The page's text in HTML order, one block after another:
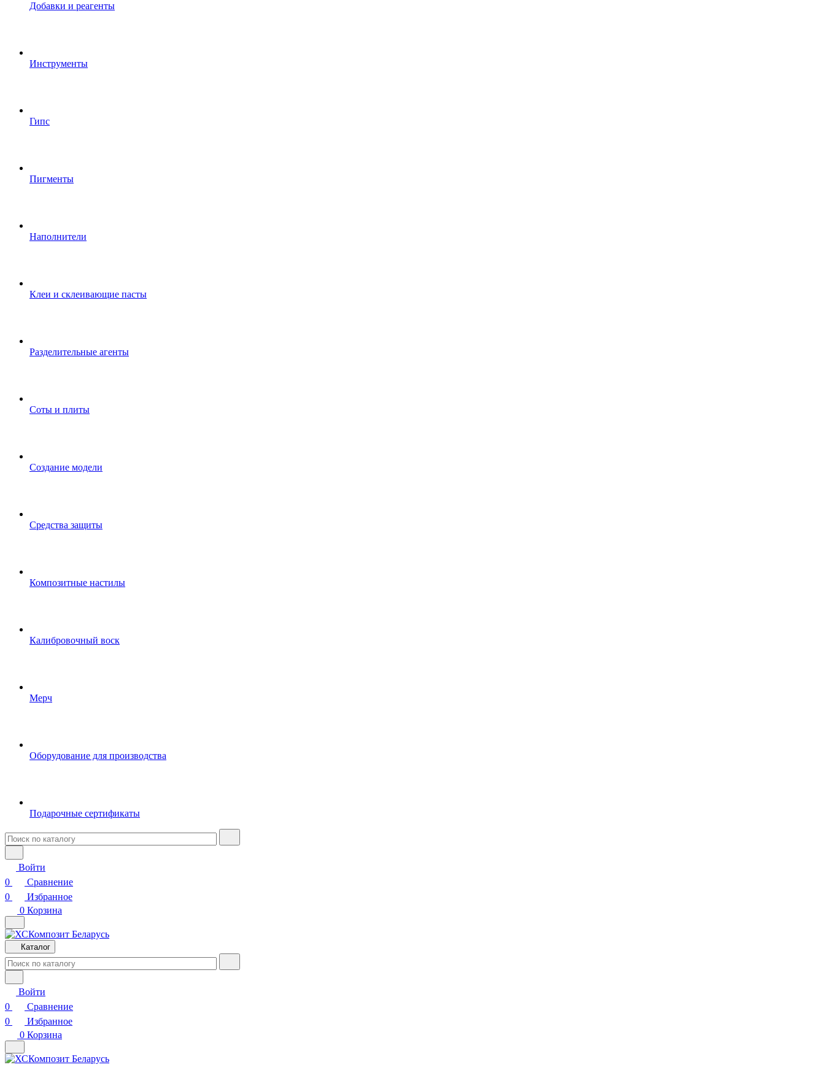
Добавки и реагенты
Инструменты
Гипс
Пигменты
Наполнители
Клеи и склеивающие пасты
Разделительные агенты
Соты и плиты
Создание модели
Средства защиты
Композитные настилы
Калибровочный воск
Мерч
Оборудование для производства
Подарочные сертификаты
Войти
0
Сравнение
0
Избранное
0 Корзина
Каталог
Войти
0
Сравнение
0
Избранное
0 Корзина